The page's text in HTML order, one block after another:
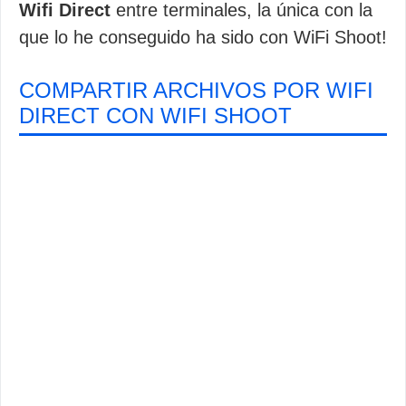
Wifi Direct entre terminales, la única con la
que lo he conseguido ha sido con WiFi Shoot!
COMPARTIR ARCHIVOS POR WIFI
DIRECT CON WIFI SHOOT